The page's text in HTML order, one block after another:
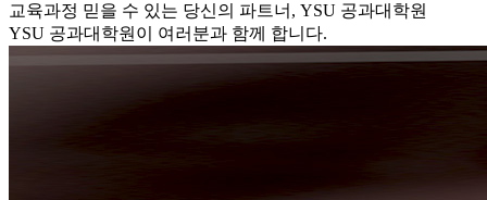
교육과정 믿을 수 있는 당신의 파트너, YSU 공과대학원
YSU 공과대학원이 여러분과 함께 합니다.